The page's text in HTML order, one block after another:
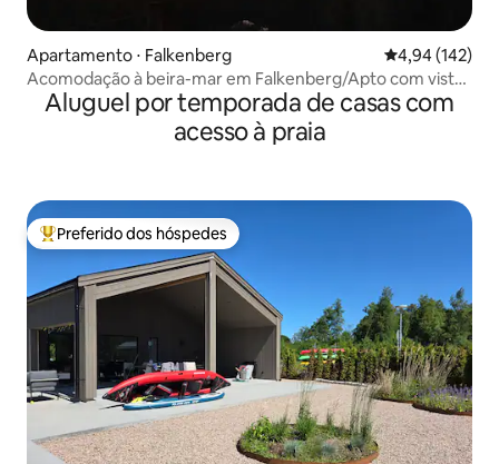
Apartamento ⋅ Falkenberg 4,94 de uma
4,94 (142)
Acomodação à beira-mar em Falkenberg/Apto com vista
para o mar
Aluguel por temporada de casas com
acesso à praia
Entre os melhores preferidos dos hóspedes
Preferido dos hóspedes